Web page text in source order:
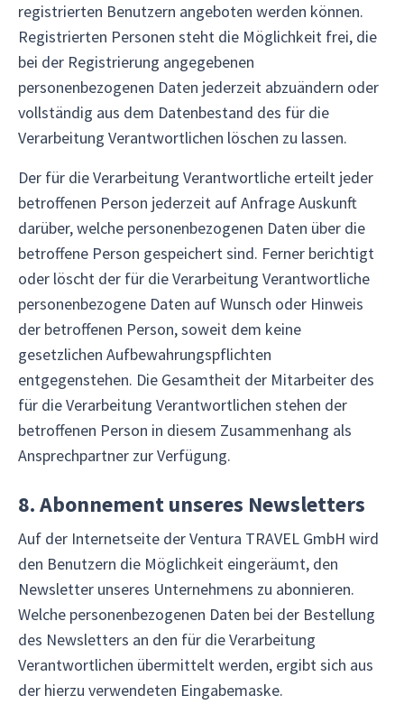
registrierten Benutzern angeboten werden können.
Registrierten Personen steht die Möglichkeit frei, die
bei der Registrierung angegebenen
personenbezogenen Daten jederzeit abzuändern oder
vollständig aus dem Datenbestand des für die
Verarbeitung Verantwortlichen löschen zu lassen.
Der für die Verarbeitung Verantwortliche erteilt jeder
betroffenen Person jederzeit auf Anfrage Auskunft
darüber, welche personenbezogenen Daten über die
betroffene Person gespeichert sind. Ferner berichtigt
oder löscht der für die Verarbeitung Verantwortliche
personenbezogene Daten auf Wunsch oder Hinweis
der betroffenen Person, soweit dem keine
gesetzlichen Aufbewahrungspflichten
entgegenstehen. Die Gesamtheit der Mitarbeiter des
für die Verarbeitung Verantwortlichen stehen der
betroffenen Person in diesem Zusammenhang als
Ansprechpartner zur Verfügung.
8. Abonnement unseres Newsletters
Auf der Internetseite der Ventura TRAVEL GmbH wird
den Benutzern die Möglichkeit eingeräumt, den
Newsletter unseres Unternehmens zu abonnieren.
Welche personenbezogenen Daten bei der Bestellung
des Newsletters an den für die Verarbeitung
Verantwortlichen übermittelt werden, ergibt sich aus
der hierzu verwendeten Eingabemaske.